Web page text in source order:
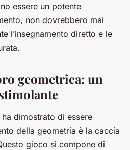
essere un potente
non dovrebbero mai
l’insegnamento diretto e le
geometrica: un
dimostrato di essere
della geometria è la caccia
gioco si compone di